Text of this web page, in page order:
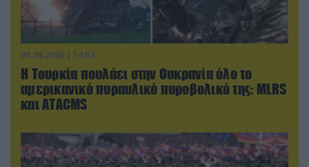
08.08.2026 | 14:02
Η Τουρκία πουλάει στην Ουκρανία όλο το
αμερικανικό πυραυλικό πυροβολικό της: MLRS
και ΑΤΑCMS